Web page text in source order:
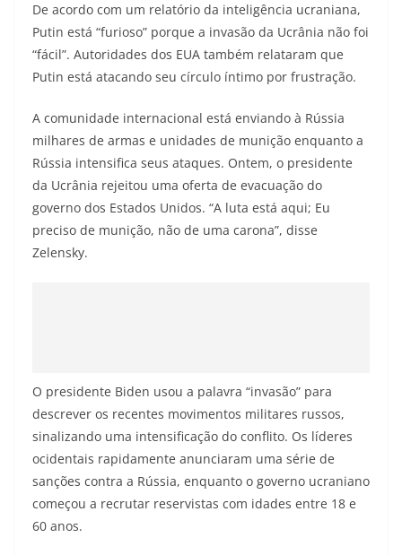
De acordo com um relatório da inteligência ucraniana,
Putin está “furioso” porque a invasão da Ucrânia não foi
“fácil”. Autoridades dos EUA também relataram que
Putin está atacando seu círculo íntimo por frustração.
A comunidade internacional está enviando à Rússia
milhares de armas e unidades de munição enquanto a
Rússia intensifica seus ataques. Ontem, o presidente
da Ucrânia rejeitou uma oferta de evacuação do
governo dos Estados Unidos. “A luta está aqui; Eu
preciso de munição, não de uma carona”, disse
Zelensky.
O presidente Biden usou a palavra “invasão” para
descrever os recentes movimentos militares russos,
sinalizando uma intensificação do conflito. Os líderes
ocidentais rapidamente anunciaram uma série de
sanções contra a Rússia, enquanto o governo ucraniano
começou a recrutar reservistas com idades entre 18 e
60 anos.